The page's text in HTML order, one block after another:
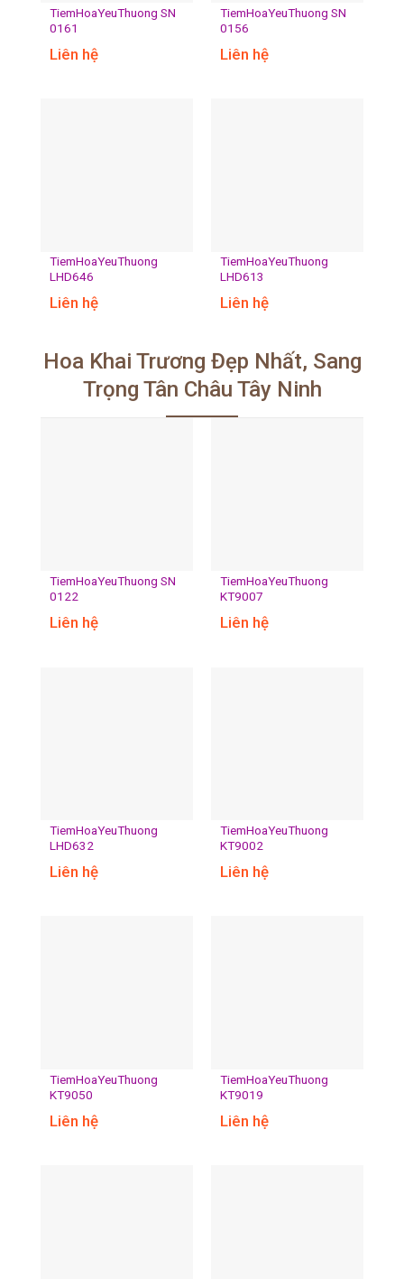
TiemHoaYeuThuong SN
0161
Liên hệ
TiemHoaYeuThuong SN
0156
Liên hệ
TiemHoaYeuThuong
LHD646
Liên hệ
TiemHoaYeuThuong
LHD613
Liên hệ
Hoa Khai Trương Đẹp Nhất, Sang
Trọng Tân Châu Tây Ninh
TiemHoaYeuThuong SN
0122
Liên hệ
TiemHoaYeuThuong
KT9007
Liên hệ
TiemHoaYeuThuong
LHD632
Liên hệ
TiemHoaYeuThuong
KT9002
Liên hệ
TiemHoaYeuThuong
KT9050
Liên hệ
TiemHoaYeuThuong
KT9019
Liên hệ